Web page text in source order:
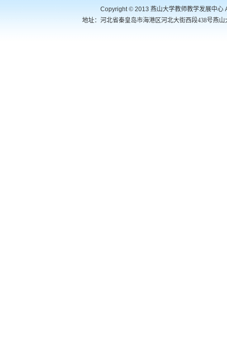
Copyright© 2013 燕山大学教师教学发展中心
地址： 河北省秦皇岛市海港区河北大街西段438号燕